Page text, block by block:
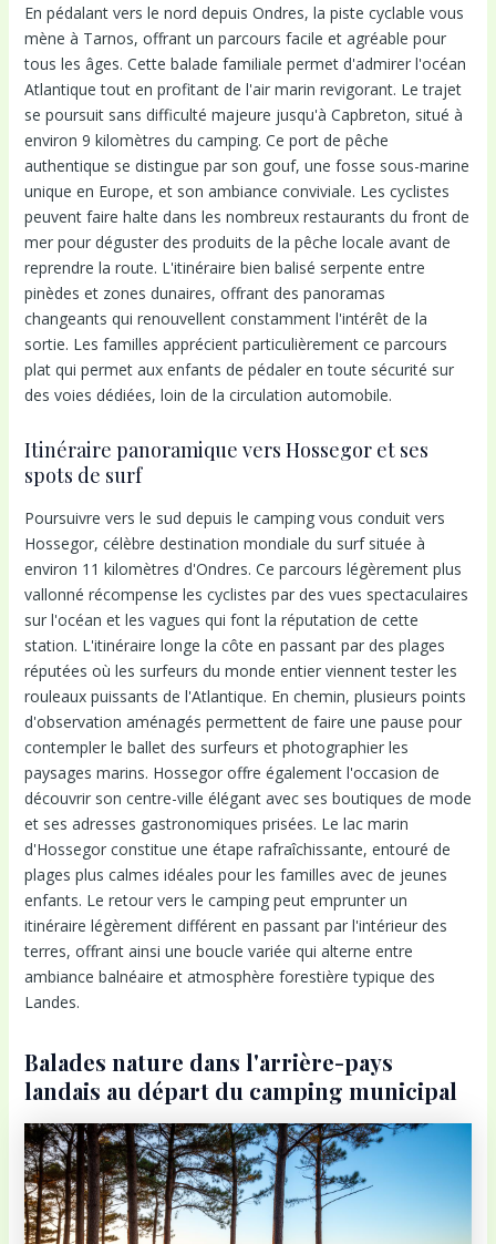
En pédalant vers le nord depuis Ondres, la piste cyclable vous
mène à Tarnos, offrant un parcours facile et agréable pour
tous les âges. Cette balade familiale permet d'admirer l'océan
Atlantique tout en profitant de l'air marin revigorant. Le trajet
se poursuit sans difficulté majeure jusqu'à Capbreton, situé à
environ 9 kilomètres du camping. Ce port de pêche
authentique se distingue par son gouf, une fosse sous-marine
unique en Europe, et son ambiance conviviale. Les cyclistes
peuvent faire halte dans les nombreux restaurants du front de
mer pour déguster des produits de la pêche locale avant de
reprendre la route. L'itinéraire bien balisé serpente entre
pinèdes et zones dunaires, offrant des panoramas
changeants qui renouvellent constamment l'intérêt de la
sortie. Les familles apprécient particulièrement ce parcours
plat qui permet aux enfants de pédaler en toute sécurité sur
des voies dédiées, loin de la circulation automobile.
Itinéraire panoramique vers Hossegor et ses
spots de surf
Poursuivre vers le sud depuis le camping vous conduit vers
Hossegor, célèbre destination mondiale du surf située à
environ 11 kilomètres d'Ondres. Ce parcours légèrement plus
vallonné récompense les cyclistes par des vues spectaculaires
sur l'océan et les vagues qui font la réputation de cette
station. L'itinéraire longe la côte en passant par des plages
réputées où les surfeurs du monde entier viennent tester les
rouleaux puissants de l'Atlantique. En chemin, plusieurs points
d'observation aménagés permettent de faire une pause pour
contempler le ballet des surfeurs et photographier les
paysages marins. Hossegor offre également l'occasion de
découvrir son centre-ville élégant avec ses boutiques de mode
et ses adresses gastronomiques prisées. Le lac marin
d'Hossegor constitue une étape rafraîchissante, entouré de
plages plus calmes idéales pour les familles avec de jeunes
enfants. Le retour vers le camping peut emprunter un
itinéraire légèrement différent en passant par l'intérieur des
terres, offrant ainsi une boucle variée qui alterne entre
ambiance balnéaire et atmosphère forestière typique des
Landes.
Balades nature dans l'arrière-pays
landais au départ du camping municipal